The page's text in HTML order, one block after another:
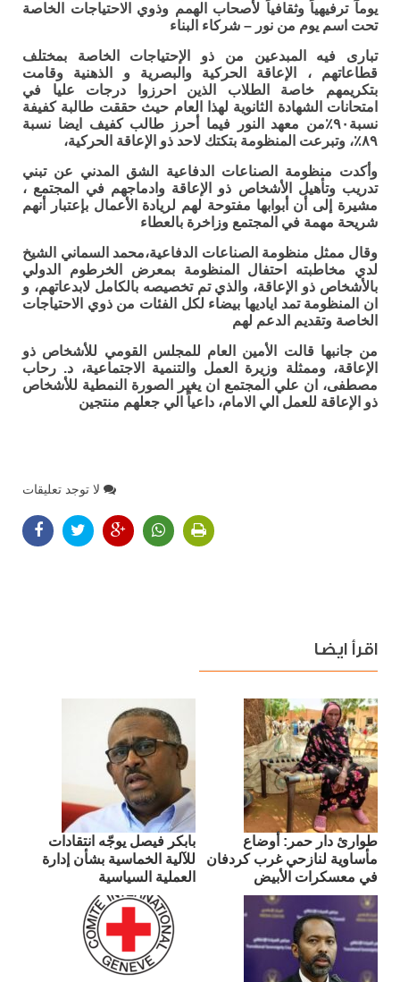
يومآ ترفيهياً وثقافياَ لأصحاب الهمم وذوي الاحتياجات الخاصة
تحت اسم يوم من نور – شركاء البناء
تبارى فيه المبدعين من ذو الإحتياجات الخاصة بمختلف
قطاعاتهم ، الإعاقة الحركية والبصرية و الذهنية وقامت
بتكريمهم خاصة الطلاب الذين احرزوا درجات عليا في
امتحانات الشهادة الثانوية لهذا العام حيث حققت طالبة كفيفة
نسبة٩٠٪من معهد النور فيما أحرز طالب كفيف ايضا نسبة
٨٩٪، وتبرعت المنظومة بتكتك لاحد ذو الإعاقة الحركية،
وأكدت منظومة الصناعات الدفاعية الشق المدني عن تبني
تدريب وتأهيل الأشخاص ذو الإعاقة وادماجهم في المجتمع ،
مشيرة إلى أن أبوابها مفتوحة لهم لريادة الأعمال بإعتبار أنهم
شريحة مهمة في المجتمع وزاخرة بالعطاء
وقال ممثل منظومة الصناعات الدفاعية،محمد السماني الشيخ
لدي مخاطبته احتفال المنظومة بمعرض الخرطوم الدولي
بالأشخاص ذو الإعاقة، والذي تم تخصيصه بالكامل لابدعاتهم، و
ان المنظومة تمد اياديها بيضاء لكل الفئات من ذوي الاحتياجات
الخاصة وتقديم الدعم لهم
من جانبها قالت الأمين العام للمجلس القومي للأشخاص ذو
الإعاقة، وممثلة وزيرة العمل والتنمية الاجتماعية، د. رحاب
مصطفى، ان علي المجتمع ان يغير الصورة النمطية للأشخاص
ذو الإعاقة للعمل الي الامام، داعياً الي جعلهم منتجين
لا توجد تعليقات
اقرأ ايضا
طوارئ دار حمر: أوضاع
مأساوية لنازحي غرب كردفان
في معسكرات الأبيض
بابكر فيصل يوجّه انتقادات
للآلية الخماسية بشأن إدارة
العملية السياسية